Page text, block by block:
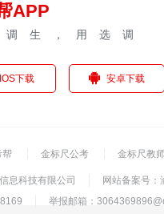
APP
调生，用选调
IOS下载 安卓下载
帮 金标尺公考 金标尺教
息科技有限公司
网站备案号
举报邮箱：